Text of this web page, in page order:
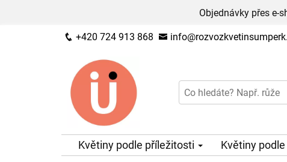
Objednávky přes e-
+420 724 913 868
Květiny podle příležitosti Květiny